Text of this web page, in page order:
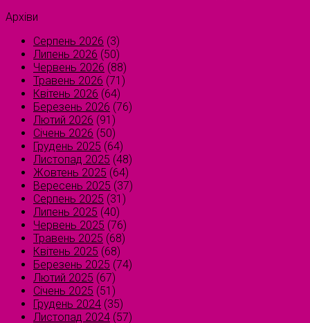
Архіви
Серпень 2026 (3)
Липень 2026 (50)
Червень 2026 (88)
Травень 2026 (71)
Квітень 2026 (64)
Березень 2026 (76)
Лютий 2026 (91)
Січень 2026 (50)
Грудень 2025 (64)
Листопад 2025 (48)
Жовтень 2025 (64)
Вересень 2025 (37)
Серпень 2025 (31)
Липень 2025 (40)
Червень 2025 (76)
Травень 2025 (68)
Квітень 2025 (68)
Березень 2025 (74)
Лютий 2025 (67)
Січень 2025 (51)
Грудень 2024 (35)
Листопад 2024 (57)